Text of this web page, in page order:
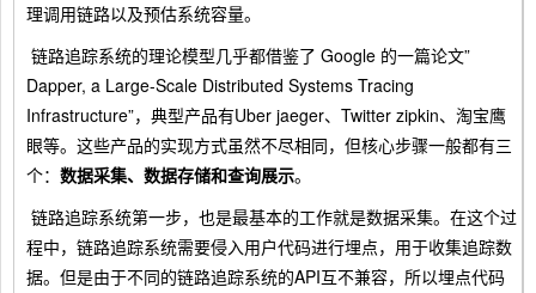
理调用链路以及预估系统容量。
​ 链路追踪系统的理论模型几乎都借鉴了 Google 的一篇论文”
Dapper, a Large-Scale Distributed Systems Tracing
Infrastructure”，典型产品有Uber jaeger、Twitter zipkin、淘宝鹰
眼等。这些产品的实现方式虽然不尽相同，但核心步骤一般都有三
个： 数据采集、数据存储和查询展示。
​ 链路追踪系统第一步，也是最基本的工作就是数据采集。在这个过
程中，链路追踪系统需要侵入用户代码进行埋点，用于收集追踪数
据。但是由于不同的链路追踪系统的API互不兼容，所以埋点代码